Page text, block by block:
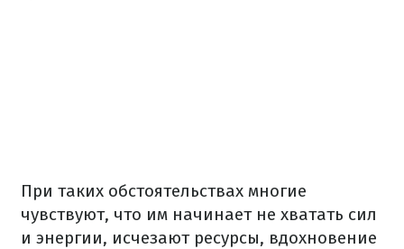
При таких обстоятельствах многие
чувствуют, что им начинает не хватать сил
и энергии, исчезают ресурсы, вдохновение